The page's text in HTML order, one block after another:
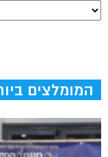
המומלצים